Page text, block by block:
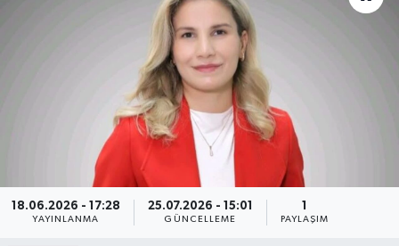
18.06.2026 - 17:28
YAYINLANMA
25.07.2026 - 15:01
GÜNCELLEME
1
PAYLAŞIM
Piyasa